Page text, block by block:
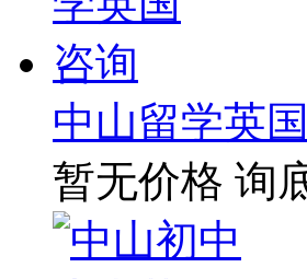
中山留学英
暂无价格 询